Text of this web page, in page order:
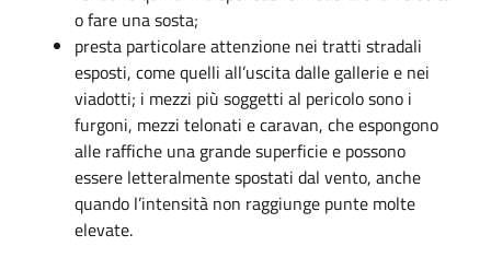
o fare una sosta;
presta particolare attenzione nei tratti stradali
esposti, come quelli all’uscita dalle gallerie e nei
viadotti; i mezzi più soggetti al pericolo sono i
furgoni, mezzi telonati e caravan, che espongono
alle raffiche una grande superficie e possono
essere letteralmente spostati dal vento, anche
quando l’intensità non raggiunge punte molte
elevate.